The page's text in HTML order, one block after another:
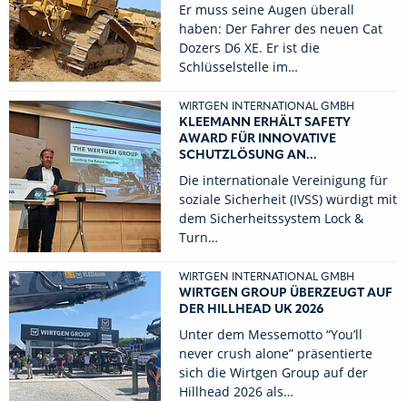
Er muss seine Augen überall
haben: Der Fahrer des neuen Cat
Dozers D6 XE. Er ist die
Schlüsselstelle im…
WIRTGEN INTERNATIONAL GMBH
KLEEMANN ERHÄLT SAFETY
AWARD FÜR INNOVATIVE
SCHUTZLÖSUNG AN...
Die internationale Vereinigung für
soziale Sicherheit (IVSS) würdigt mit
dem Sicherheitssystem Lock &
Turn…
WIRTGEN INTERNATIONAL GMBH
WIRTGEN GROUP ÜBERZEUGT AUF
DER HILLHEAD UK 2026
Unter dem Messemotto “You’ll
never crush alone” präsentierte
sich die Wirtgen Group auf der
Hillhead 2026 als…